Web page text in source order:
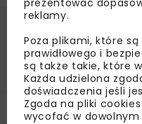
Źródło: CEMEX Polska
BETON CEMEX POLSKA
reklamy.
Poza plikami, które
prawidłowego i
są także takie, które
Każda udzielona
doświadczenia jeśli
Zgoda na pliki
wycofać w